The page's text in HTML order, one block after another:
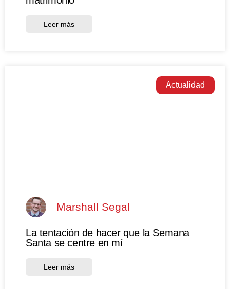
Leer más
Actualidad
Marshall Segal
La tentación de hacer que la Semana
Santa se centre en mí
Leer más